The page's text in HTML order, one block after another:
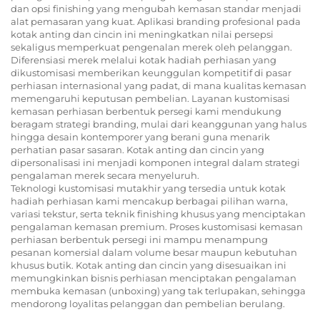
dan opsi finishing yang mengubah kemasan standar menjadi
alat pemasaran yang kuat. Aplikasi branding profesional pada
kotak anting dan cincin ini meningkatkan nilai persepsi
sekaligus memperkuat pengenalan merek oleh pelanggan.
Diferensiasi merek melalui kotak hadiah perhiasan yang
dikustomisasi memberikan keunggulan kompetitif di pasar
perhiasan internasional yang padat, di mana kualitas kemasan
memengaruhi keputusan pembelian. Layanan kustomisasi
kemasan perhiasan berbentuk persegi kami mendukung
beragam strategi branding, mulai dari keanggunan yang halus
hingga desain kontemporer yang berani guna menarik
perhatian pasar sasaran. Kotak anting dan cincin yang
dipersonalisasi ini menjadi komponen integral dalam strategi
pengalaman merek secara menyeluruh.
Teknologi kustomisasi mutakhir yang tersedia untuk kotak
hadiah perhiasan kami mencakup berbagai pilihan warna,
variasi tekstur, serta teknik finishing khusus yang menciptakan
pengalaman kemasan premium. Proses kustomisasi kemasan
perhiasan berbentuk persegi ini mampu menampung
pesanan komersial dalam volume besar maupun kebutuhan
khusus butik. Kotak anting dan cincin yang disesuaikan ini
memungkinkan bisnis perhiasan menciptakan pengalaman
membuka kemasan (unboxing) yang tak terlupakan, sehingga
mendorong loyalitas pelanggan dan pembelian berulang.